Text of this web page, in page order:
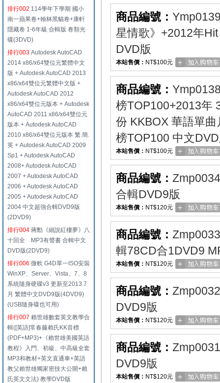
排行002 114學年下學期 國小
南一蘋果卷+翰林黑貓卷+康軒
隱藏卷 1-6年級 合輯版 卷類光
碟(3DVD)
排行003 Autodesk AutoCAD
2014 x86/x64雙位元繁體中文
版 + Autodesk AutoCAD 2013
x86/x64雙位元繁體中文版 +
Autodesk AutoCAD 2012
x86/x64雙位元版本 + Autodesk
AutoCAD 2011 x86/x64雙位元
版本 + Autodesk AutoCAD
2010 x86/x64雙位元版本 繁.簡.
英 + Autodesk AutoCAD 2009
Sp1 + Autodesk AutoCAD
2008+ Autodesk AutoCAD
2007 + Autodesk AutoCAD
2006 + Autodesk AutoCAD
2005 + Autodesk AutoCAD
2004 中文超強合輯DVD9版
(2DVD9)
排行004 蔣勳《細說紅樓夢》八
十回全 MP3有聲書 合輯中文
DVD版(2DVD9)
排行006 微軟 G4D單一ISO安裝
WinXP、Server、Vista、7、8
系統隨身硬碟v3 更新至2013.7
月 繁體中文DVD9版(4DVD9)
(USB隨身碟也可用)
排行007 賴世雄數套英文教學合
輯([英語]常春藤賴氏KK音標
(PDF+MP3)+《賴世雄美國英語
教程》入門、初級、中高級全套
MP3和教材+英文直通車+英語
教父賴世雄獨家密技大公開+賴
氏英文文法) 教學DVD版
商品編號：
星情歌》+2012年
DVD版
本站售價： NT$100元
商品編號：
榜TOP100+2013年
份 KKBOX 華語單
榜TOP100 中文
本站售價： NT$100元
商品編號： Zmp0034
合輯DVD9版
本站售價： NT$120元
商品編號： Zmp0033
輯78CD合1DVD9
本站售價： NT$120元
商品編號： Zmp0032
DVD9版
本站售價： NT$120元
商品編號： Zmp0031
DVD9版
本站售價： NT$120元